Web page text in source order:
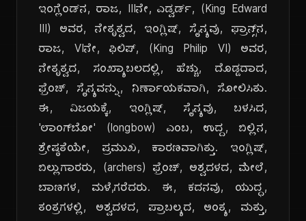
ಇಂಗ್ಲೆಂಡ್‌ನ, ರಾಜ, IIIನೇ, ಎಡ್ವರ್ಡ್, (King Edward
III) ಅವರ, ನೇತೃತ್ವದ, ಇಂಗ್ಲಿಷ್, ಸೈನ್ಯವು, ಫ್ರಾನ್ಸ್‌ನ,
ರಾಜ, VIನೇ, ಫಿಲಿಪ್, (King Philip VI) ಅವರ,
ನೇತೃತ್ವದ, ಸಂಖ್ಯಾಬಲದಲ್ಲಿ, ಹೆಚ್ಚು, ದೊಡ್ಡದಾದ,
ಫ್ರೆಂಚ್, ಸೈನ್ಯವನ್ನು, ನಿರ್ಣಾಯಕವಾಗಿ, ಸೋಲಿಸಿತು.
ಈ, ವಿಜಯಕ್ಕೆ, ಇಂಗ್ಲಿಷ್, ಸೈನ್ಯವು, ಬಳಸಿದ,
'ಲಾಂಗ್‌ಬೋ' (longbow) ಎಂಬ, ಉದ್ದ, ಬಿಲ್ಲಿನ,
ಶ್ರೇಷ್ಠತೆಯೇ, ಪ್ರಮುಖ, ಕಾರಣವಾಗಿತ್ತು. ಇಂಗ್ಲಿಷ್,
ಬಿಲ್ಲುಗಾರರು, (archers) ಫ್ರೆಂಚ್, ಅಶ್ವದಳದ, ಮೇಲೆ,
ಬಾಣಗಳ, ಮಳೆ,ಗರೆದರು. ಈ, ಕದನವು, ಯುದ್ಧ,
ತಂತ್ರಗಳಲ್ಲಿ, ಅಶ್ವದಳದ, ಪ್ರಾಬಲ್ಯದ, ಅಂತ್ಯ, ಮತ್ತು,